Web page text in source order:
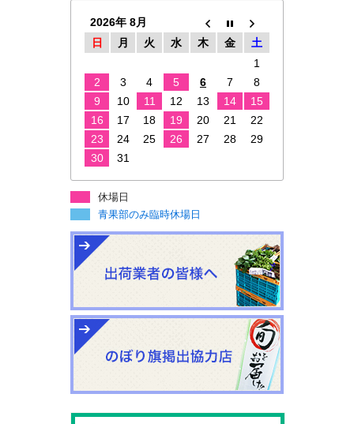
2026年 8月
日
月 火 水 木 金
土
1
2
3 4 5 6 7
8
9
10 11 12 13 14
15
16
17 18 19 20 21
22
23
24 25 26 27 28
29
30
31
休場日
青果部のみ臨時休場日